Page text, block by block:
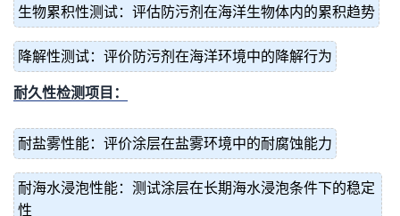
生物累积性测试：评估防污剂在海洋生物体内的累积趋势
降解性测试：评价防污剂在海洋环境中的降解行为
耐久性检测项目：
耐盐雾性能：评价涂层在盐雾环境中的耐腐蚀能力
耐海水浸泡性能：测试涂层在长期海水浸泡条件下的稳定
性